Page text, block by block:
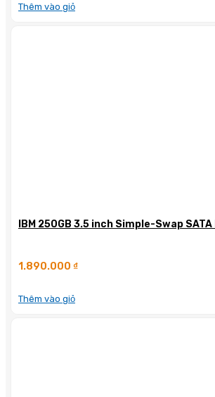
Thêm vào giỏ
IBM 250GB 3.5 inch Simple-Swap SATA II
1.890.000 ₫
Thêm vào giỏ